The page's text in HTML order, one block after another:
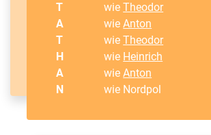
T
wieTheodor
A
wieAnton
T
wieTheodor
H
wie Heinrich
A
wieAnton
N
wie Nordpol